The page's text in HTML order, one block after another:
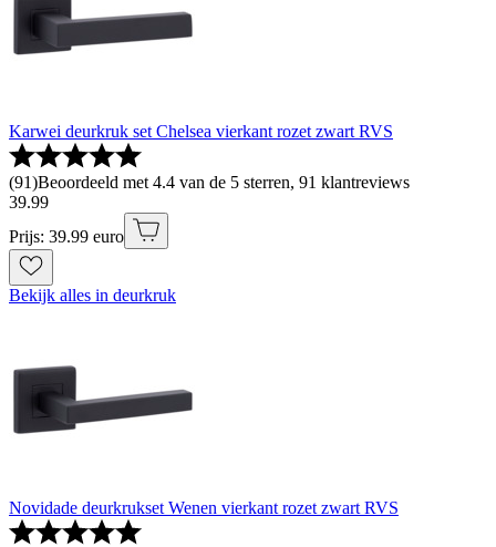
Karwei deurkruk set Chelsea vierkant rozet zwart RVS
(91)Beoordeeld met 4.4 van de 5 sterren, 91 klantreviews
39.99
Prijs: 39.99 euro
Bekijk alles in deurkruk
Novidade deurkrukset Wenen vierkant rozet zwart RVS